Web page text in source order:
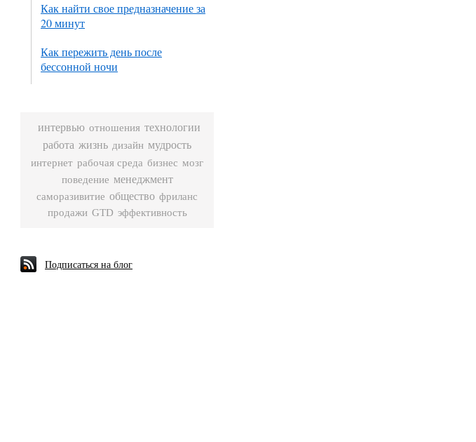
Как найти свое предназначение за
20 минут
Как пережить день после
бессонной ночи
интервью отношения технологии
работа жизнь дизайн мудрость
интернет рабочая среда бизнес мозг
поведение менеджмент
саморазивитие общество фриланс
продажи GTD эффективность
Подписаться на блог